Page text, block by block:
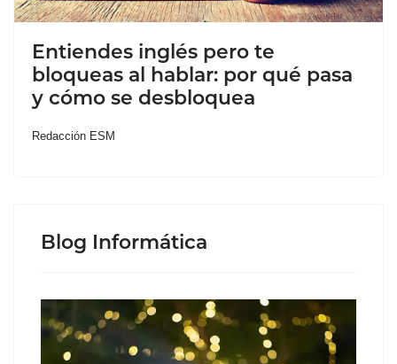
Entiendes inglés pero te
bloqueas al hablar: por qué pasa
y cómo se desbloquea
Redacción ESM
Blog Informática